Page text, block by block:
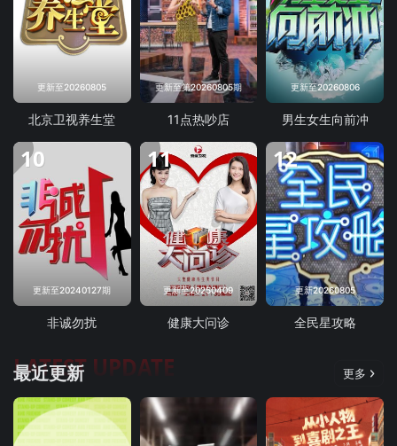
更新至20260805
北京卫视养生堂
更新至第20260805期
11点热吵店
更新至20260806
男生女生向前冲
10
更新至20240127期
非诚勿扰
11
更新至20250409
健康大问诊
12
更新20260805
全民星攻略
最近更新
LATEST UPDATE 更多